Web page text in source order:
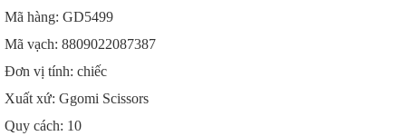
Mã hàng: GD5499
Mã vạch: 8809022087387
Đơn vị tính: chiếc
Xuất xứ: Ggomi Scissors
Quy cách: 10